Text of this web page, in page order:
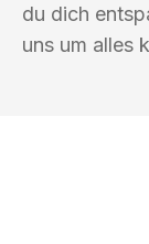
du dich
uns um alles